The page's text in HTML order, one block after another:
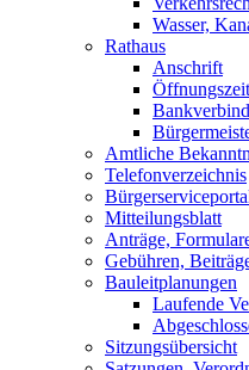
Wasser,
Rathaus
Anschrift
Amtliche
Telefonverzeichnis
Mitteilungsblatt
Anträge,
Gebühren,
Bauleitplanungen
Laufende
Sitzungsübersicht